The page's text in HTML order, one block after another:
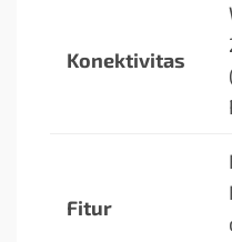
Konektivitas
Fitur